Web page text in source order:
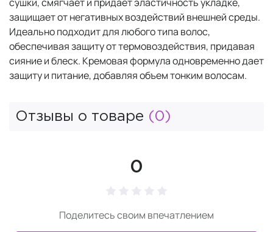
защищает от негативных воздействий внешней среды.
Идеально подходит для любого типа волос,
обеспечивая защиту от термовоздействия, придавая
сияние и блеск. Кремовая формула одновременно дает
защиту и питание, добавляя объем тонким волосам.
Отзывы о товаре (0)
0
Поделитесь своим впечатлением